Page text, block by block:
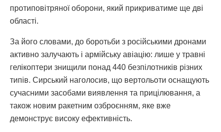
протиповітряної оборони, який прикриватиме ще дві
області.
За його словами, до боротьби з російськими дронами
активно залучають і армійську авіацію: лише у травні
гелікоптери знищили понад 440 безпілотників різних
типів. Сирський наголосив, що вертольоти оснащують
сучасними засобами виявлення та прицілювання, а
також новим ракетним озброєнням, яке вже
демонструє високу ефективність.